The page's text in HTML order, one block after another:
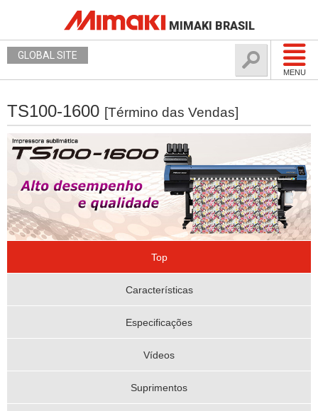
MIMAKI BRASIL
MENU
GLOBAL SITE
TS100-1600 [Término das Vendas]
Top
Características
Especificações
Vídeos
Suprimentos